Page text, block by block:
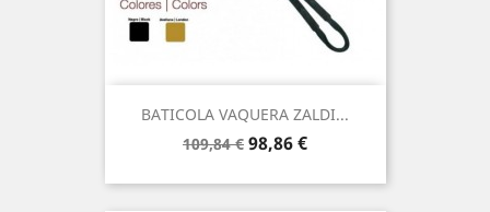
BATICOLA VAQUERA ZALDI...
Precio
109,84 € Precio
98,86 €